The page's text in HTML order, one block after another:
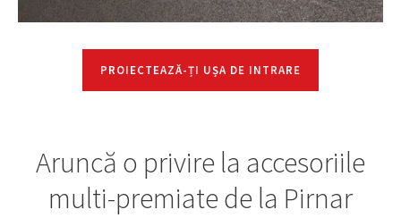
PROIECTEAZĂ-ȚI UȘA DE INTRARE
Aruncă o privire la accesoriile
multi-premiate de la Pirnar